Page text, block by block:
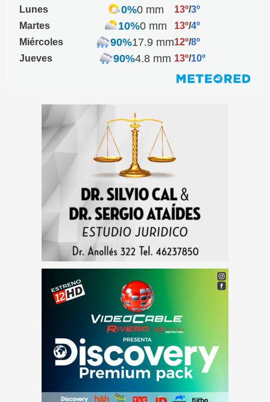
Lunes 0%0 mm 13º/3º
Martes
10%0 mm 13º/4º
Miércoles
90%17.9 mm12º/8º
Jueves
90%4.8 mm 13º/10º